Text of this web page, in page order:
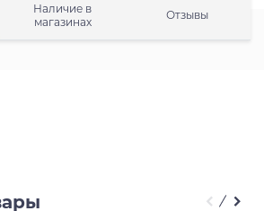
Наличие в
магазинах
Отзывы